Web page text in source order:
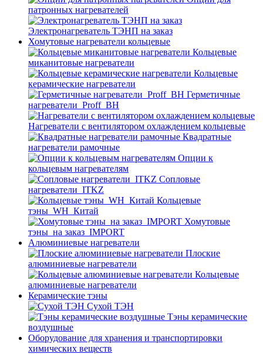
патронных нагревателей
Электронагреватель ТЭНП на заказ
Хомутовые нагреватели кольцевые
Кольцевые
миканитовые нагреватели
Кольцевые
керамические нагреватели
Герметичные
нагреватели_Proff_BH
Нагреватели с вентилятором охлаждением кольцевые
Квадратные
нагреватели рамочные
Опции к
кольцевым нагревателям
Cопловые
нагреватели_ITKZ
Кольцевые
тэны_WH_Китай
Хомутовые
тэны_на заказ_IMPORT
Алюминиевые нагреватели
Плоские
алюминиевые нагреватели
Кольцевые
алюминиевые нагреватели
Керамические тэны
Сухой ТЭН
Тэны керамические
воздушные
Оборудование для хранения и транспортировки
химических веществ